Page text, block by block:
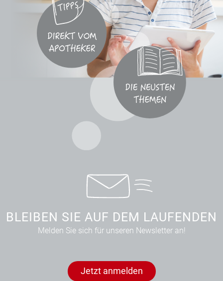
BLEIBEN SIE AUF DEM LAUFENDEN
Melden Sie sich für unseren Newsletter an!
Jetzt anmelden